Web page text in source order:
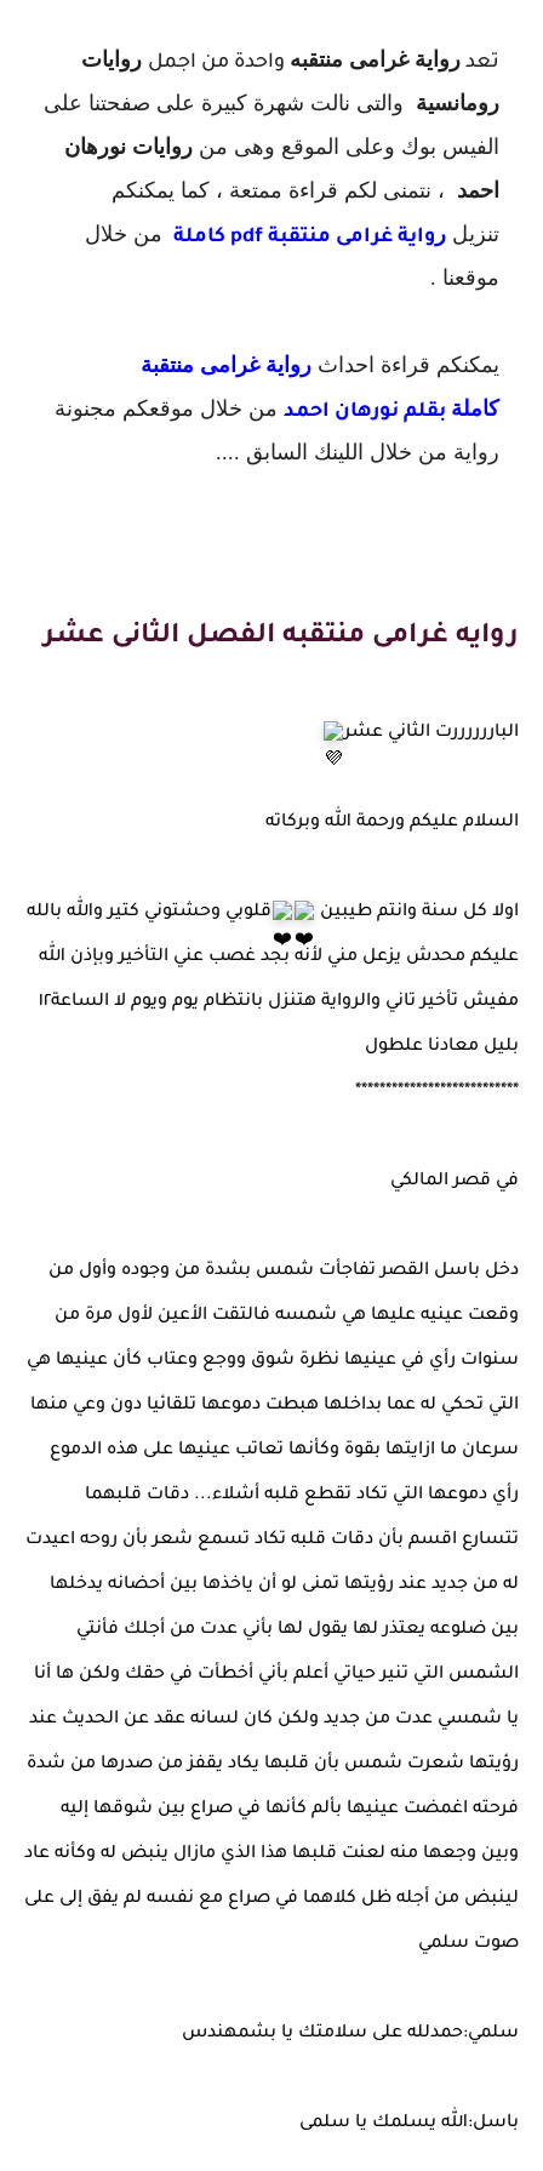
تعد رواية غرامى منتقبه واحدة من اجمل روايات
رومانسية والتى نالت شهرة كبيرة على صفحتنا على
الفيس بوك وعلى الموقع وهى من روايات نورهان
احمد ، نتمنى لكم قراءة ممتعة ، كما يمكنكم
تنزيل ر واية غرامى منتقبة pdf كاملة
من خلال
موقعنا .
يمكنكم قراءة احداث رواية غرامى منتقبة
كاملة بقلم نورهان احمد من خلال موقعكم مجنونة
رواية من خلال اللينك السابق ....
روايه غرامى منتقبه الفصل الثانى عشر
الباررررررت الثاني عشر
السلام عليكم ورحمة الله وبركاته
اولا كل سنة وانتم طيبين قلوبي وحشتوني كتير والله بالله
عليكم محدش يزعل مني لأنه بجد غصب عني التأخير وبإذن الله
مفيش تأخير تاني والرواية هتنزل بانتظام يوم ويوم لا الساعة١٢
بليل معادنا علطول
***************************
في قصر المالكي
دخل باسل القصر تفاجأت شمس بشدة من وجوده وأول من
وقعت عينيه عليها هي شمسه فالتقت الأعين لأول مرة من
سنوات رأي في عينيها نظرة شوق ووجع وعتاب كأن عينيها هي
التي تحكي له عما بداخلها هبطت دموعها تلقائيا دون وعي منها
سرعان ما ازايتها بقوة وكأنها تعاتب عينيها على هذه الدموع
رأي دموعها التي تكاد تقطع قلبه أشلاء... دقات قلبهما
تتسارع اقسم بأن دقات قلبه تكاد تسمع شعر بأن روحه اعيدت
له من جديد عند رؤيتها تمنى لو أن ياخذها بين أحضانه يدخلها
بين ضلوعه يعتذر لها يقول لها بأني عدت من أجلك فأنتي
الشمس التي تنير حياتي أعلم بأني أخطأت في حقك ولكن ها أنا
يا شمسي عدت من جديد ولكن كان لسانه عقد عن الحديث عند
رؤيتها شعرت شمس بأن قلبها يكاد يقفز من صدرها من شدة
فرحته اغمضت عينيها بألم كأنها في صراع بين شوقها إليه
وبين وجعها منه لعنت قلبها هذا الذي مازال ينبض له وكأنه عاد
لينبض من أجله ظل كلاهما في صراع مع نفسه لم يفق إلى على
صوت سلمي
سلمي:حمدلله على سلامتك يا بشمهندس
باسل:الله يسلمك يا سلمى